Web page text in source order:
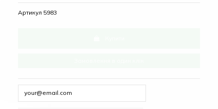
Артикул 5983